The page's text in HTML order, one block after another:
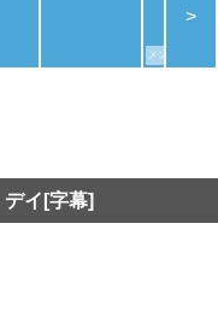
メンバーズデイ
>
イ[字幕]